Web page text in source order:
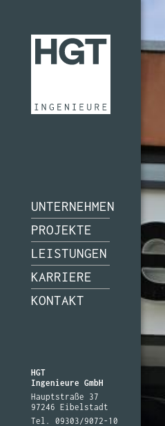
UNTERNEHMEN
PROJEKTE
LEISTUNGEN
KARRIERE
KONTAKT
HGT
Ingenieure GmbH
Hauptstraße 37
97246 Eibelstadt
Tel. 09303/9072-10